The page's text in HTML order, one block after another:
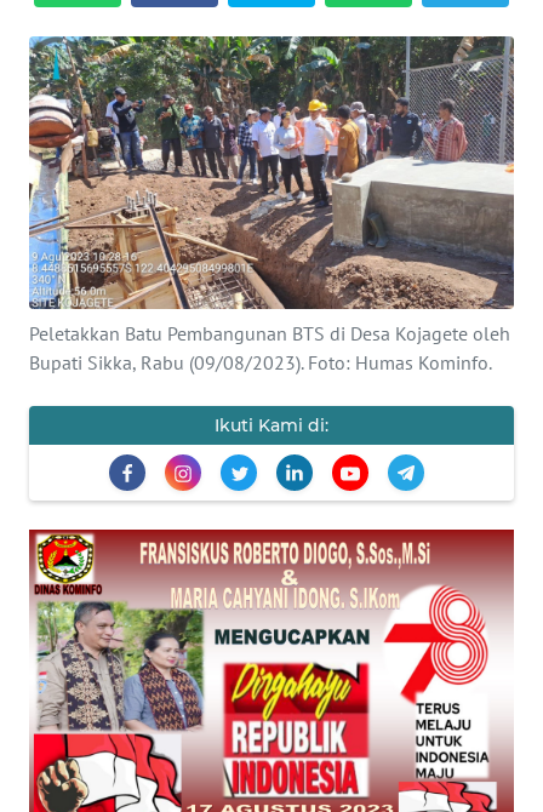
Peletakkan Batu Pembangunan BTS di Desa Kojagete oleh
Bupati Sikka, Rabu (09/08/2023). Foto: Humas Kominfo.
Ikuti Kami di:
LABUAN
BAJO
OPINI
Informasi
INDEKS
BERITA
KONTAK
TENTANG
KAMI
PEDOMAN
MEDIA
SIBER
REDAKSI